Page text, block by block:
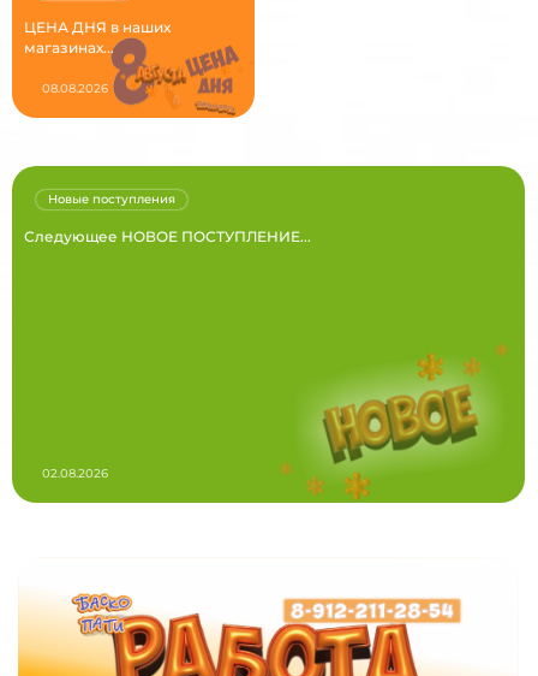
ЦЕНА ДНЯ в наших
магазинах...
08.08.2026
Следующее НОВОЕ ПОСТУПЛЕНИЕ...
Новые поступления
02.08.2026